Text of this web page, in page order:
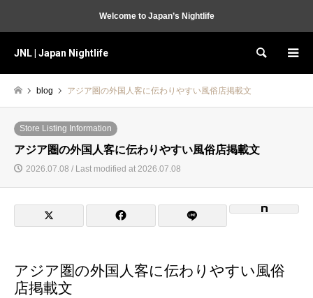
Welcome to Japan’s Nightlife
JNL | Japan Nightlife Search
blog アジア圏の外国人客に伝わりやすい風俗店掲載文
Store Listing Information
アジア圏の外国人客に伝わりやすい風俗店掲載文
2026.07.08 / Last modified at 2026.07.08
アジア圏の外国人客に伝わりやすい風俗
店掲載文